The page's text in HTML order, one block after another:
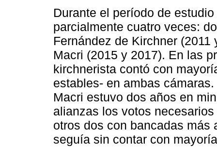
Durante el período de
parcialmente cuatro veces:
Fernández de Kirchner
Macri (2015 y 2017). En las
kirchnerista contó con
estables- en ambas
Macri estuvo dos años en
alianzas los votos
otros dos con bancadas más
seguía sin contar con